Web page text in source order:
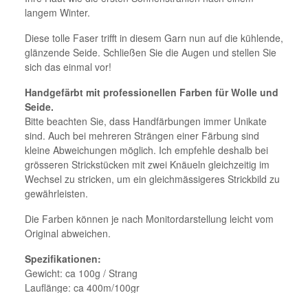
langem Winter.
Diese tolle Faser trifft in diesem Garn nun auf die kühlende,
glänzende Seide. Schließen Sie die Augen und stellen Sie
sich das einmal vor!
Handgefärbt mit professionellen Farben für Wolle und
Seide.
Bitte beachten Sie, dass Handfärbungen immer Unikate
sind. Auch bei mehreren Strängen einer Färbung sind
kleine Abweichungen möglich. Ich empfehle deshalb bei
grösseren Strickstücken mit zwei Knäueln gleichzeitig im
Wechsel zu stricken, um ein gleichmässigeres Strickbild zu
gewährleisten.
Die Farben können je nach Monitordarstellung leicht vom
Original abweichen.
Spezifikationen:
Gewicht: ca 100g / Strang
Lauflänge: ca 400m/100gr